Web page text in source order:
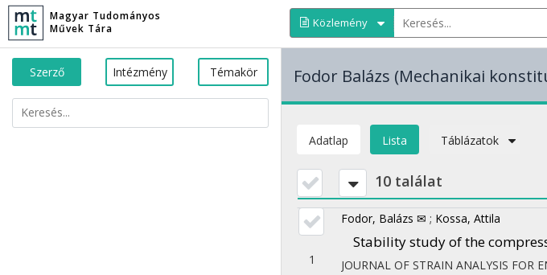
Magyar Tudományos
Művek Tára
Közlemény
Szerző Intézmény Témakör Fodor Balázs (Mechanikai
Adatlap Lista Táblázatok
10 találat
1
Fodor, Balázs ✉ ; Kossa, Attila
Stability study of the
JOURNAL OF STRAIN ANALYSIS FOR